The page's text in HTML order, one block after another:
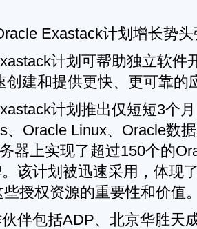
Exastack计划增长势
计划可帮助独立软件
创建和提供更快、更可靠的
计划推出仅短短3个
、Oracle Linux、Oracle数
器上实现了超过150个的
该计划被迅速采用，体现
授权资源的重要性和价值
伙伴包括ADP、北京华胜天